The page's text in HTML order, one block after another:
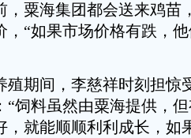
粟海集团都会送来鸡苗
，“如果市场价格有跌，
期间，李慈祥时刻担惊
“饲料虽然由粟海提供，
，就能顺顺利利成长，如